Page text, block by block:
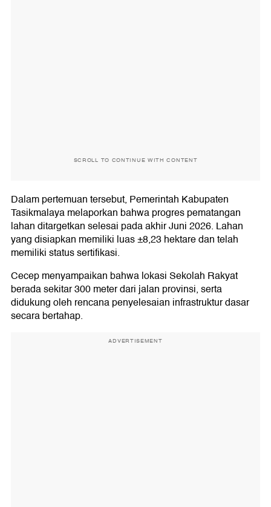
SCROLL TO CONTINUE WITH CONTENT
Dalam pertemuan tersebut, Pemerintah Kabupaten
Tasikmalaya melaporkan bahwa progres pematangan
lahan ditargetkan selesai pada akhir Juni 2026. Lahan
yang disiapkan memiliki luas ±8,23 hektare dan telah
memiliki status sertifikasi.
Cecep menyampaikan bahwa lokasi Sekolah Rakyat
berada sekitar 300 meter dari jalan provinsi, serta
didukung oleh rencana penyelesaian infrastruktur dasar
secara bertahap.
ADVERTISEMENT